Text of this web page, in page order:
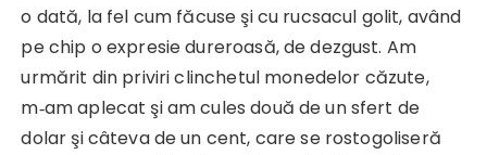
o dată, la fel cum făcuse şi cu ruc­sacul golit, având
pe chip o expresie dureroasă, de dezgust. Am
urmărit din priviri clinchetul monedelor căzute,
m‑am aplecat şi am cules două de un sfert de
dolar şi câteva de un cent, care se rostogoliseră